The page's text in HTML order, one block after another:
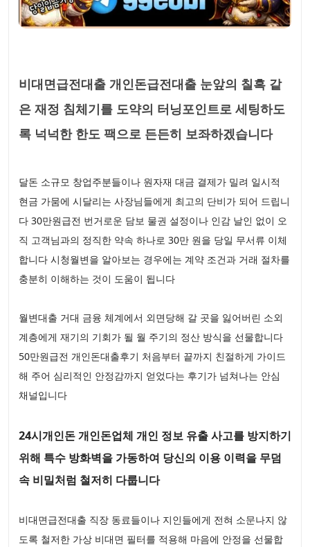
비대면급전대출 개인돈급전대출 눈앞의 칠흑 같
은 재정 침체기를 도약의 터닝포인트로 세팅하도
록 넉넉한 한도 팩으로 든든히 보좌하겠습니다
달돈 소규모 창업주분들이나 원자재 대금 결제가 밀려 일시적
현금 가뭄에 시달리는 사장님들에게 최고의 단비가 되어 드립니
다 30만원급전 번거로운 담보 물권 설정이나 인감 날인 없이 오
직 고객님과의 정직한 약속 하나로 30만 원을 당일 무서류 이체
합니다 시청월변을 알아보는 경우에는 계약 조건과 거래 절차를
충분히 이해하는 것이 도움이 됩니다
월변대출 거대 금융 체계에서 외면당해 갈 곳을 잃어버린 소외
계층에게 재기의 기회가 될 월 주기의 정산 방식을 선물합니다
50만원급전 개인돈대출후기 처음부터 끝까지 친절하게 가이드
해 주어 심리적인 안정감까지 얻었다는 후기가 넘쳐나는 안심
채널입니다
24시개인돈 개인돈업체 개인 정보 유출 사고를 방지하기
위해 특수 방화벽을 가동하여 당신의 이용 이력을 무덤
속 비밀처럼 철저히 다룹니다
비대면급전대출 직장 동료들이나 지인들에게 전혀 소문나지 않
도록 철저한 가상 비대면 필터를 적용해 마음에 안정을 선물합